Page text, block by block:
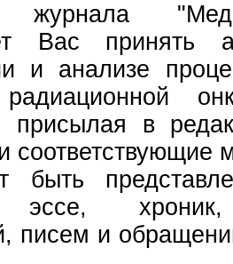
журнала
Вас принять
и анализе
радиационной
присылая в
соответствующие
быть
эссе, хроник,
писем и